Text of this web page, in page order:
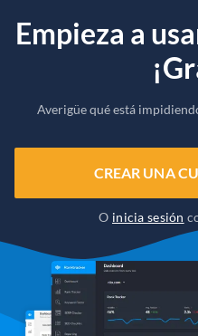
Empieza a
Averigüe qué está
CREAR UNA
O inicia sesión